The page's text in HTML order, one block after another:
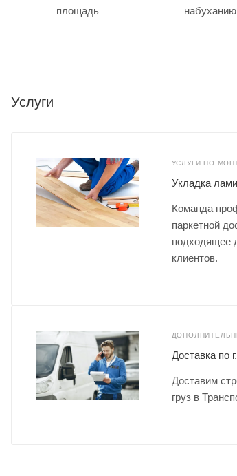
площадь
набуханию
Услуги
УСЛУГИ ПО
Укладка
Команда
паркетной
подходящее
клиентов.
Доставка по
Доставим
груз в